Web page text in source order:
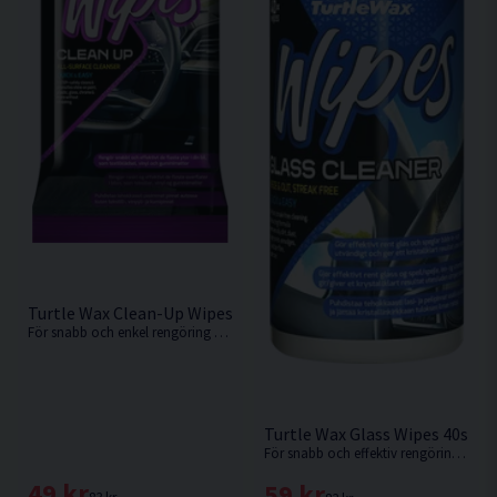
Turtle Wax Clean-Up Wipes 24st Flatpack Allrengöring
För snabb och enkel rengöring av alla bilens inre ytor.
Turtle Wax Glass Wipes 40st
För snabb och effektiv rengöring av glas och speglar både in- och utvändigt.